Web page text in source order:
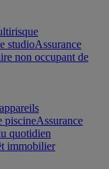
studioAssurance
non occupant de
piscineAssurance
quotidien